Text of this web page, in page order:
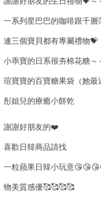
一系列星巴巴的咖啡跟千層
連三個寶貝都有專屬禮物💝
小乖寶的日系很夯棉花糖～
瑄寶寶的百寶糖果袋（她
彤姐兒的療癒小餅乾
謝謝好朋友的❤️
喜歡日韓商品請找
一粒蘋果日韓小玩意
物美質感優🥰🥰🥰🥰